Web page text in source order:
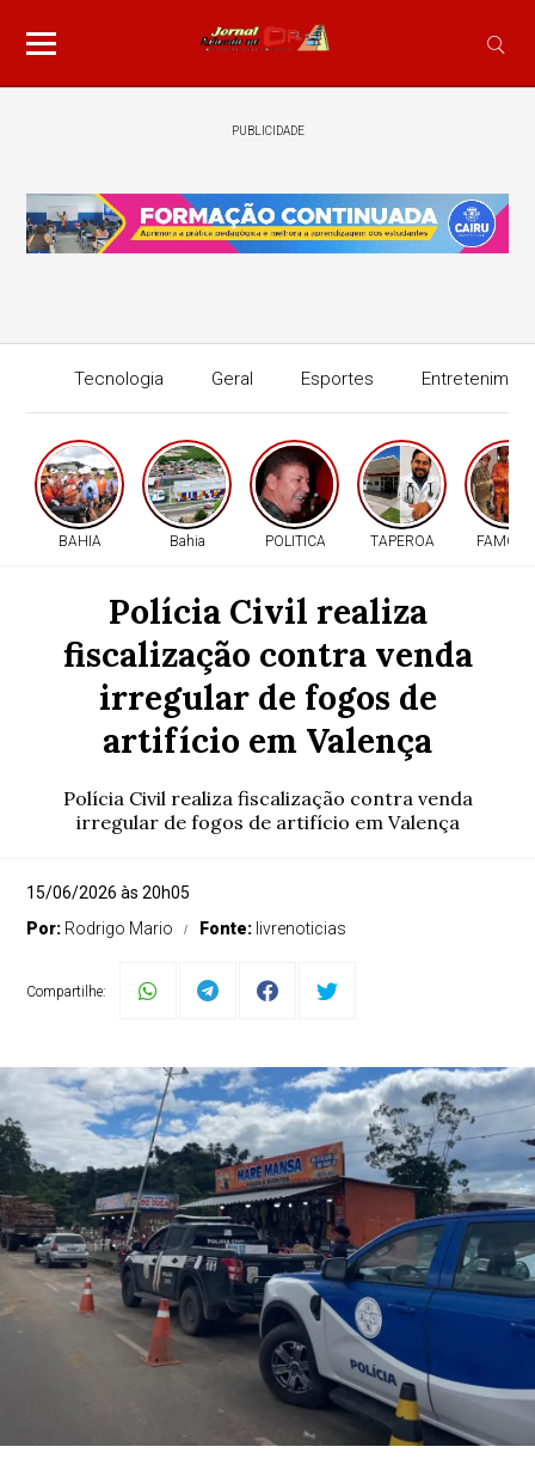
PUBLICIDADE
Tecnologia Geral Esportes
BAHIA Bahia POLITICA TAPEROA
Polícia Civil realiza
fiscalização contra venda
irregular de fogos de
artifício em Valença
Polícia Civil realiza fiscalização contra venda
irregular de fogos de artifício em Valença
15/06/2026 às 20h05
Por: Rodrigo Mario Fonte: livrenoticias
Compartilhe: